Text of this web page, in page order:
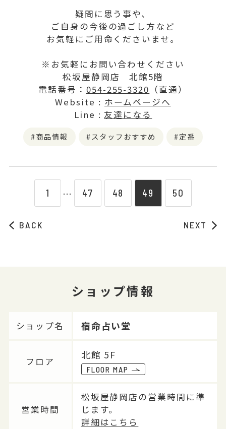
疑問に思う事や、
ご自身の今後の過ごし方など
お気軽にご用命くださいませ。
※お気軽にお問い合わせください
松坂屋静岡店 北館5階
電話番号： 054-255-3320 （直通）
Website : ホームページへ
Line :友達になる
商品情報 スタッフおすすめ 定番
BACK
1 ⋯ 47 48 49 50
NEXT
ショップ情報
ショップ名 宿命占い堂
フロア
北館 5F
FLOOR MAP
営業時間
松坂屋静岡店の営業時間に準
じます。
詳細はこちら